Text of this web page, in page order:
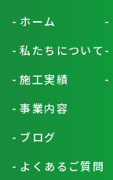
- ホーム
- 私たちについて
- 施工実績
- 事業内容
- ブログ
- よくあるご質問
-
-
-